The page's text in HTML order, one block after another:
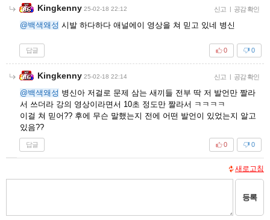
Kingkenny 25-02-18 22:12 신고 | 공감 확인
@백색왜성 시발 하다하다 애널에이 영상을 쳐 믿고 있네 병신
답글 0
0
Kingkenny 25-02-18 22:14 신고 | 공감 확인
@백색왜성 병신아 저걸로 문제 삼는 새끼들 전부 딱 저 발언만 짤라
서 쓰더라 강의 영상이라면서 10초 정도만 짤라서 ㅋㅋㅋㅋ
이걸 쳐 믿어?? 후에 무슨 말했는지 전에 어떤 발언이 있었는지 알고
있음??
답글 0
0
새로고침
등록